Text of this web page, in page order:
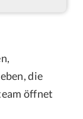
die
öffnet